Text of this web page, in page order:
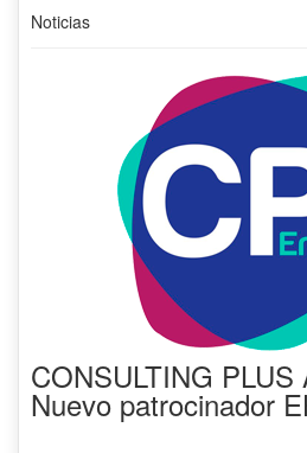
Noticias
CONSULTING
Nuevo patrocinador